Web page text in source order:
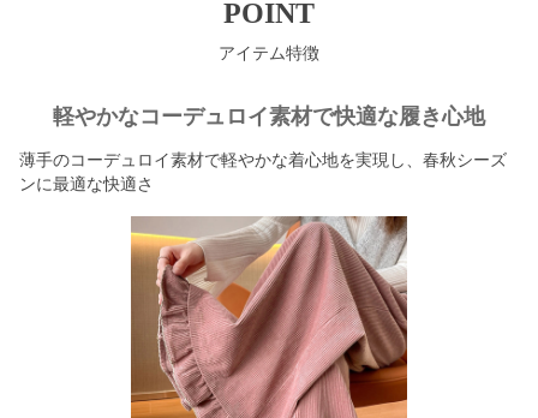
POINT
アイテム特徴
軽やかなコーデュロイ素材で快適な履き心地
薄手のコーデュロイ素材で軽やかな着心地を実現し、春秋シーズ
ンに最適な快適さ